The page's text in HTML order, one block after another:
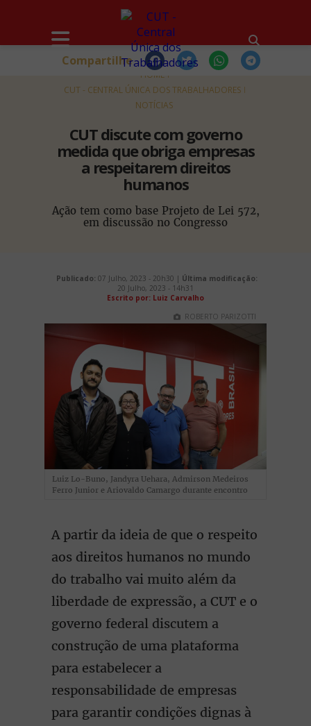
HOME
CUT - CENTRAL ÚNICA DOS TRABALHADORES
NOTÍCIAS
CUT discute com governo
medida que obriga empresas
a respeitarem direitos
humanos
Ação tem como base Projeto de Lei 572,
em discussão no Congresso
Compartilhe
Publicado: 07 Julho, 2023 - 20h30 | Última modificação:
20 Julho, 2023 - 14h31
Escrito por: Luiz Carvalho
ROBERTO PARIZOTTI
Luiz Lo-Buno, Jandyra Uehara, Admirson Medeiros
Ferro Junior e Ariovaldo Camargo durante encontro
A partir da ideia de que o respeito
aos direitos humanos no mundo
do trabalho vai muito além da
liberdade de expressão, a CUT e o
governo federal discutem a
construção de uma plataforma
para estabelecer a
responsabilidade de empresas
para garantir condições dignas à